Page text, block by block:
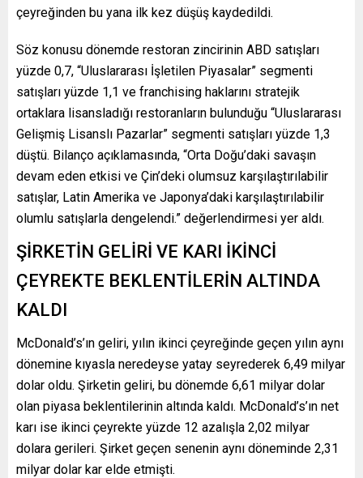
çeyreğinden bu yana ilk kez düşüş kaydedildi.
Söz konusu dönemde restoran zincirinin ABD satışları
yüzde 0,7, “Uluslararası İşletilen Piyasalar” segmenti
satışları yüzde 1,1 ve franchising haklarını stratejik
ortaklara lisansladığı restoranların bulunduğu “Uluslararası
Gelişmiş Lisanslı Pazarlar” segmenti satışları yüzde 1,3
düştü. Bilanço açıklamasında, “Orta Doğu’daki savaşın
devam eden etkisi ve Çin’deki olumsuz karşılaştırılabilir
satışlar, Latin Amerika ve Japonya’daki karşılaştırılabilir
olumlu satışlarla dengelendi.” değerlendirmesi yer aldı.
ŞİRKETİN GELİRİ VE KARI İKİNCİ
ÇEYREKTE BEKLENTİLERİN ALTINDA
KALDI
McDonald’s’ın geliri, yılın ikinci çeyreğinde geçen yılın aynı
dönemine kıyasla neredeyse yatay seyrederek 6,49 milyar
dolar oldu. Şirketin geliri, bu dönemde 6,61 milyar dolar
olan piyasa beklentilerinin altında kaldı. McDonald’s’ın net
karı ise ikinci çeyrekte yüzde 12 azalışla 2,02 milyar
dolara gerileri. Şirket geçen senenin aynı döneminde 2,31
milyar dolar kar elde etmişti.